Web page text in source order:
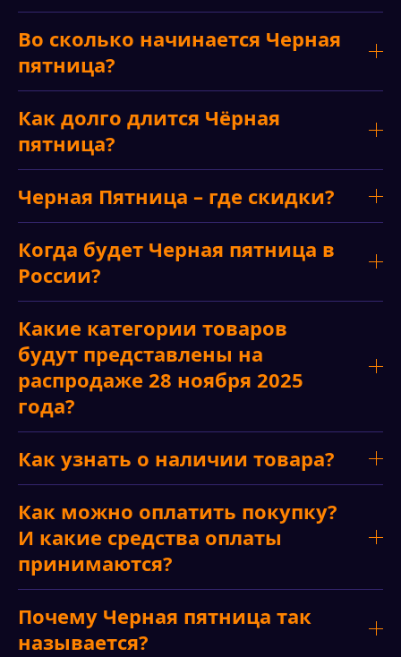
Во сколько начинается Черная
пятница?
Как долго длится Чёрная
пятница?
Черная Пятница – где скидки?
Когда будет Черная пятница в
России?
Какие категории товаров
будут представлены на
распродаже 28 ноября 2025
года?
Как узнать о наличии товара?
Как можно оплатить покупку?
И какие средства оплаты
принимаются?
Почему Черная пятница так
называется?